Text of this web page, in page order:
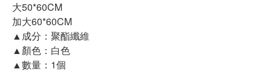
大50*60CM
加大60*60CM
▲成分：聚酯纖維
▲顏色：白色
▲數量：1個